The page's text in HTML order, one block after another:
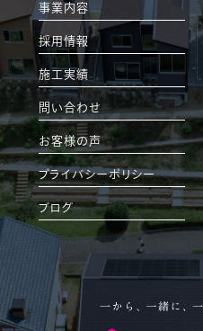
事業内容
採用情報
施工実績
問い合わせ
お客様の声
プライバシーポリシー
ブログ